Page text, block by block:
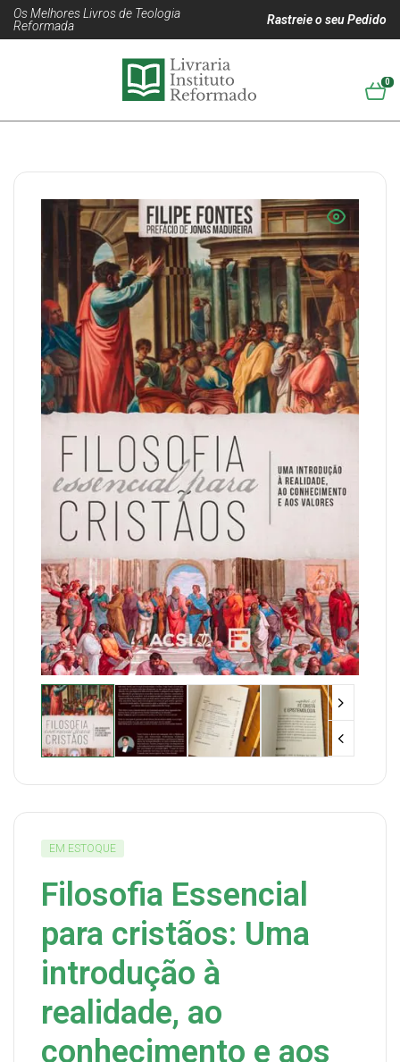
Os Melhores Livros de Teologia
Reformada
Rastreie o seu Pedido
0
EM ESTOQUE
Filosofia Essencial
para cristãos: Uma
introdução à
realidade, ao
conhecimento e aos